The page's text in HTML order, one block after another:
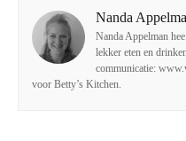
Nanda
Nanda Appelman
lekker eten en
communicatie:
voor Betty’s Kitchen.